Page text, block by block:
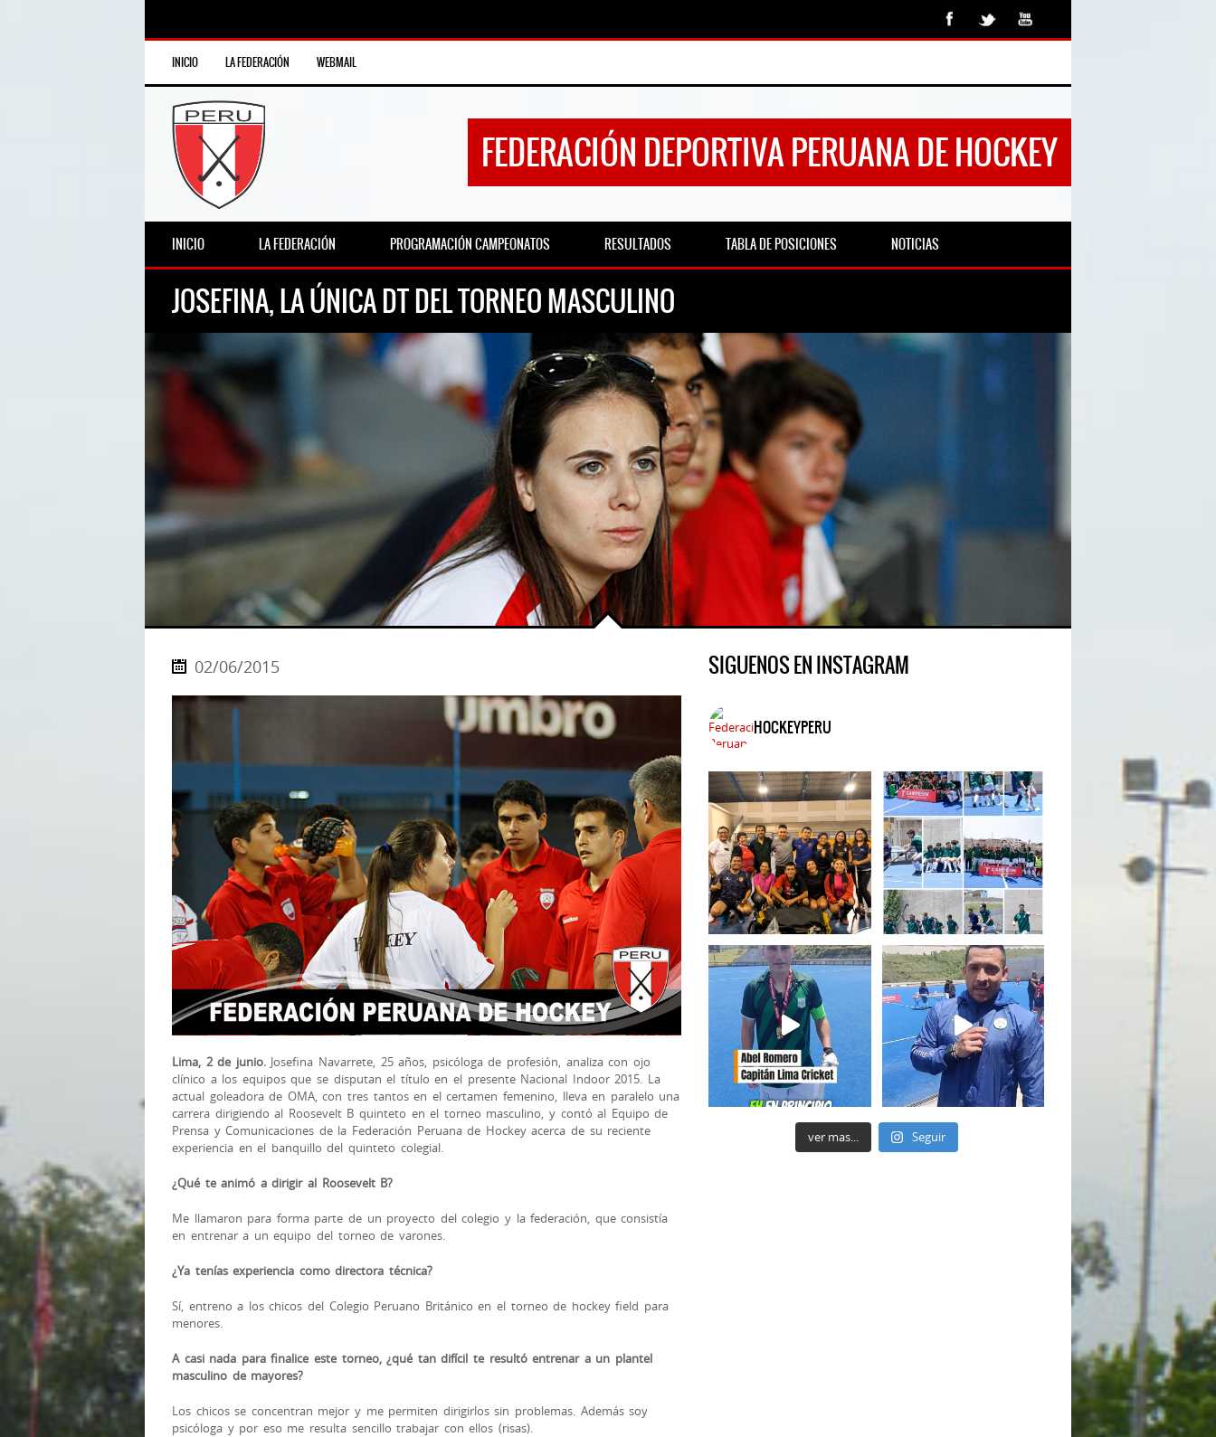
INICIO LA FEDERACIÓN WEBMAIL
FEDERACIÓN DEPORTIVA PERUANA DE HOCKEY
INICIO LA FEDERACIÓN PROGRAMACIÓN CAMPEONATOS RESULTADOS TABLA DE POSICIONES NOTICIAS
JOSEFINA, LA ÚNICA DT DEL TORNEO MASCULINO
02/06/2015
Lima, 2 de junio.Josefina Navarrete, 25 años, psicóloga de profesión, analiza con ojo
clínico a los equipos que se disputan el título en el presente Nacional Indoor 2015. La
actual goleadora de OMA, con tres tantos en el certamen femenino, lleva en paralelo una
carrera dirigiendo al Roosevelt B quinteto en el torneo masculino, y contó al Equipo de
Prensa y Comunicaciones de la Federación Peruana de Hockey acerca de su reciente
experiencia en el banquillo del quinteto colegial.
¿Qué te animó a dirigir al Roosevelt B?
Me llamaron para forma parte de un proyecto del colegio y la federación, que consistía
en entrenar a un equipo del torneo de varones.
¿Ya tenías experiencia como directora técnica?
Sí, entreno a los chicos del Colegio Peruano Británico en el torneo de hockey field para
menores.
A casi nada para finalice este torneo, ¿qué tan difícil te resultó entrenar a un plantel
masculino de mayores?
Los chicos se concentran mejor y me permiten dirigirlos sin problemas. Además soy
psicóloga y por eso me resulta sencillo trabajar con ellos (risas).
SIGUENOS EN INSTAGRAM
HOCKEYPERU
ver mas... Seguir